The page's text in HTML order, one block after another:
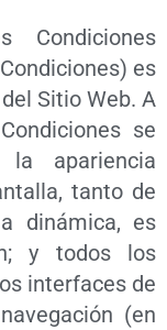
es
Sitio Web. A
se
apariencia
tanto de
dinámica, es
y todos los
interfaces de
(en